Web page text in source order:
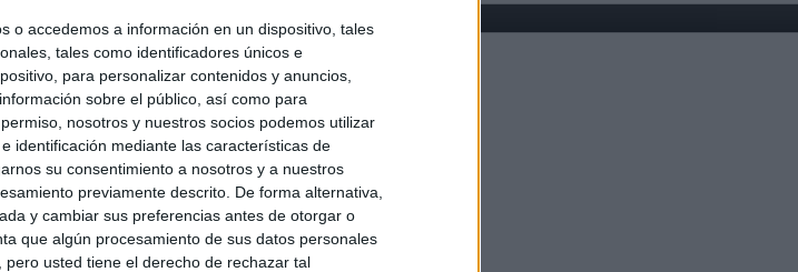
o accedemos a información en un dispositivo, tales
tales como identificadores únicos e
para personalizar contenidos y anuncios,
sobre el público, así como para
nosotros y nuestros socios podemos utilizar
identificación mediante las características de
su consentimiento a nosotros y a nuestros
previamente descrito. De forma alternativa,
y cambiar sus preferencias antes de otorgar o
que algún procesamiento de sus datos personales
usted tiene el derecho de rechazar tal
Económica